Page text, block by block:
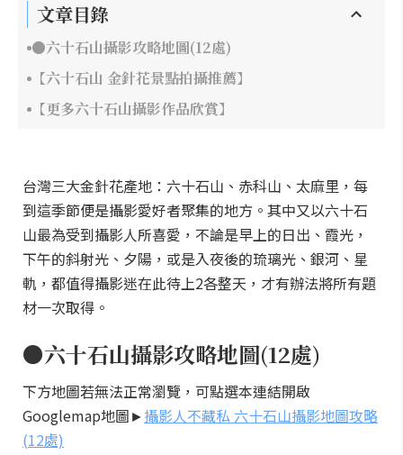
文章目錄
●六十石山攝影攻略地圖(12處)
【六十石山 金針花景點拍攝推薦】
【更多六十石山攝影作品欣賞】
台灣三大金針花產地：六十石山、赤科山、太麻里，每
到這季節便是攝影愛好者聚集的地方。其中又以六十石
山最為受到攝影人所喜愛，不論是早上的日出、霞光，
下午的斜射光、夕陽，或是入夜後的琉璃光、銀河、星
軌，都值得攝影迷在此待上2各整天，才有辦法將所有題
材一次取得。
●六十石山攝影攻略地圖(12處)
下方地圖若無法正常瀏覽，可點選本連結開啟
Googlemap地圖►攝影人不藏私 六十石山攝影地圖攻略
(12處)